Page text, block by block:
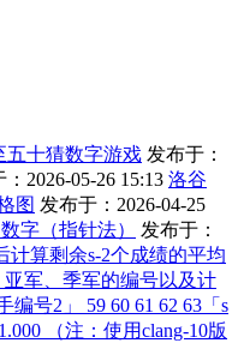
五十猜数字游戏 发布于：
：2026-05-26 15:13 洛谷
图 发布于：2026-04-25
字（指针法）
发布于：
算剩余s-2个成绩的平均
军、季军的编号以及计
号2」 59 60 61 62 63「s
（注：使用clang-10版